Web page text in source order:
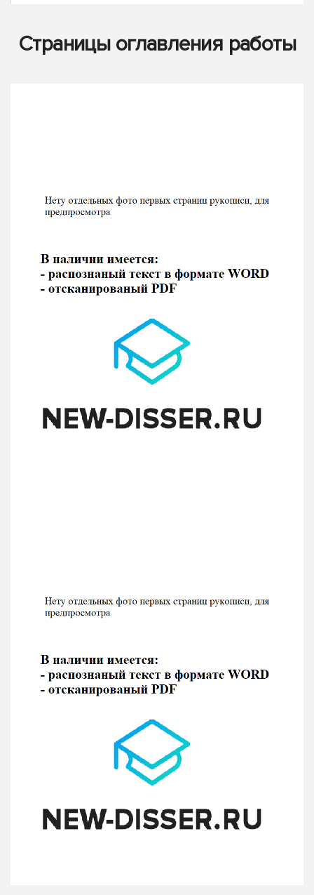
Страницы оглавления работы